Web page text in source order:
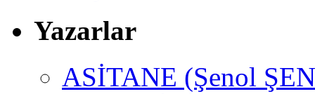
Yazarlar
ASİTANE (Şenol